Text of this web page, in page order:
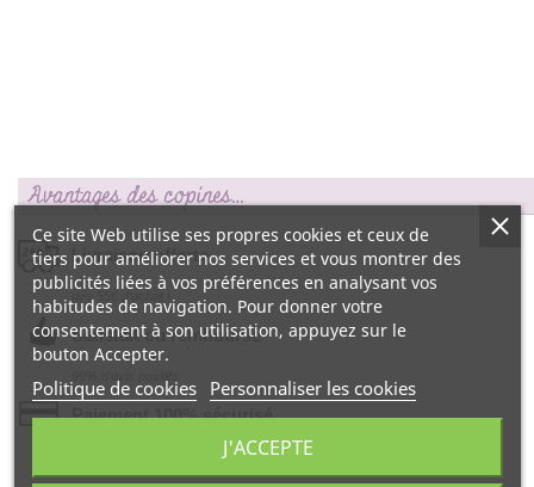
Avantages des copines…
Livraison offerte
Satisfait ou remboursé
Paiement 100% sécurisé
Ce site Web utilise ses propres cookies et ceux de
tiers pour améliorer nos services et vous montrer des
publicités liées à vos préférences en analysant vos
habitudes de navigation. Pour donner votre
consentement à son utilisation, appuyez sur le
bouton Accepter.
Politique de cookies Personnaliser les cookies
J'ACCEPTE